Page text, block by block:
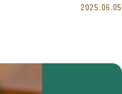
2025.06.05